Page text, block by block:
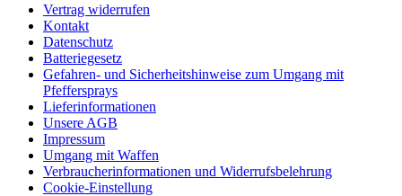
Vertrag widerrufen
Kontakt
Datenschutz
Batteriegesetz
Gefahren- und Sicherheitshinweise zum Umgang mit
Pfeffersprays
Lieferinformationen
Unsere AGB
Impressum
Umgang mit Waffen
Verbraucherinformationen und Widerrufsbelehrung
Cookie-Einstellung